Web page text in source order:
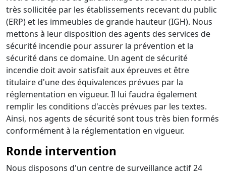
très sollicitée par les établissements recevant du public
(ERP) et les immeubles de grande hauteur (IGH). Nous
mettons à leur disposition des agents des services de
sécurité incendie pour assurer la prévention et la
sécurité dans ce domaine. Un agent de sécurité
incendie doit avoir satisfait aux épreuves et être
titulaire d'une des équivalences prévues par la
réglementation en vigueur. Il lui faudra également
remplir les conditions d'accès prévues par les textes.
Ainsi, nos agents de sécurité sont tous très bien formés
conformément à la réglementation en vigueur.
Ronde intervention
Nous disposons d'un centre de surveillance actif 24